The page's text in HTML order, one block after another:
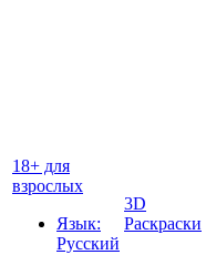
18+ для
взрослых
Язык:
Русский
3D
Раскраски